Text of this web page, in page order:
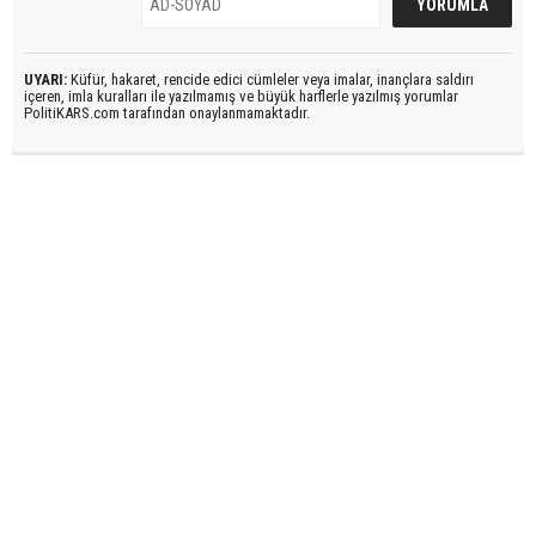
UYARI: Küfür, hakaret, rencide edici cümleler veya imalar, inançlara saldırı
içeren, imla kuralları ile yazılmamış ve büyük harflerle yazılmış yorumlar
PolitiKARS.com tarafından onaylanmamaktadır.